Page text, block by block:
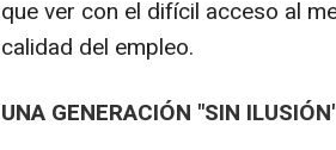
que ver con el difícil acceso al
calidad del empleo.
UNA GENERACIÓN "SIN